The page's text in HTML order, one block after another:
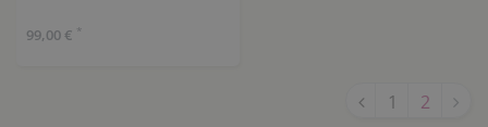
99,00 € *
1 2